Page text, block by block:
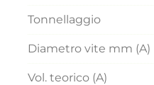
Tonnellaggio
Diametro vite mm (A)
Vol. teorico (A)